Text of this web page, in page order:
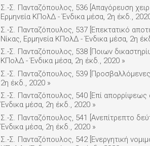
Σ.-Σ. Πανταζόπουλος, 536 [Απαγόρευση
Ερμηνεία ΚΠολΔ - Ένδικα μέσα, 2η έκδ.,
Σ.-Σ. Πανταζόπουλος, 537 [Επεκτατικό
Νίκας, Ερμηνεία ΚΠολΔ - Ένδικα μέσα, 2η
Σ.-Σ. Πανταζόπουλος, 538 [Ποιων
ΚΠολΔ - Ένδικα μέσα, 2η έκδ., 2020 »
Σ.-Σ. Πανταζόπουλος, 539
2η έκδ., 2020 »
Σ.-Σ. Πανταζόπουλος, 540 [Επί
Ένδικα μέσα, 2η έκδ., 2020 »
Σ.-Σ. Πανταζόπουλος, 541 [Ανεπίτρεπτο
Ένδικα μέσα, 2η έκδ., 2020 »
Σ.-Σ. Πανταζόπουλος, 542 [Ενεργητική